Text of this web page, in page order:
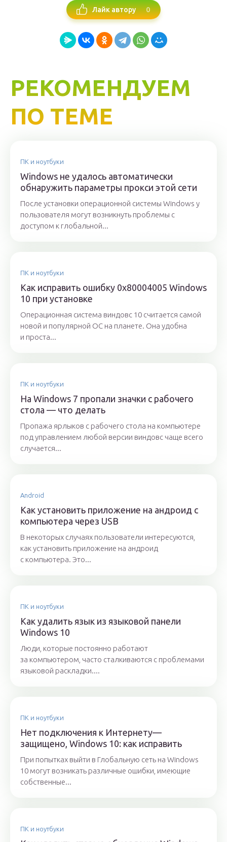
Лайк автору 0
РЕКОМЕНДУЕМ
ПО ТЕМЕ
ПК и ноутбуки
Windows не удалось автоматически
обнаружить параметры прокси этой сети
После установки операционной системы Windows у
пользователя могут возникнуть проблемы с
доступом к глобальной...
ПК и ноутбуки
Как исправить ошибку 0x80004005 Windows
10 при установке
Операционная система виндовс 10 считается самой
новой и популярной ОС на планете. Она удобна
и проста...
ПК и ноутбуки
На Windows 7 пропали значки с рабочего
стола — что делать
Пропажа ярлыков с рабочего стола на компьютере
под управлением любой версии виндовс чаще всего
случается...
Android
Как установить приложение на андроид с
компьютера через USB
В некоторых случаях пользователи интересуются,
как установить приложение на андроид
с компьютера. Это...
ПК и ноутбуки
Как удалить язык из языковой панели
Windows 10
Люди, которые постоянно работают
за компьютером, часто сталкиваются с проблемами
языковой раскладки....
ПК и ноутбуки
Нет подключения к Интернету—
защищено, Windows 10: как исправить
При попытках выйти в Глобальную сеть на Windows
10 могут возникать различные ошибки, имеющие
собственные...
ПК и ноутбуки